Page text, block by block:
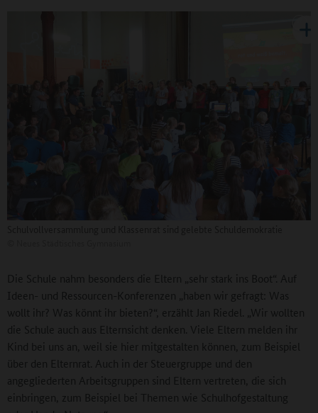
Die Schule nahm besonders die Eltern „sehr stark ins Boot“. Auf
Ideen- und Ressourcen-Konferenzen „haben wir gefragt: Was
wollt ihr? Was könnt ihr bieten?“, erzählt Jan Riedel. „Wir wollten
die Schule auch aus Elternsicht denken. Viele Eltern melden ihr
Kind bei uns an, weil sie hier mitgestalten können, zum Beispiel
über den Elternrat. Auch in der Steuergruppe und den
angegliederten Arbeitsgruppen sind Eltern vertreten, die sich
einbringen, zum Beispiel bei Themen wie Schulhofgestaltung